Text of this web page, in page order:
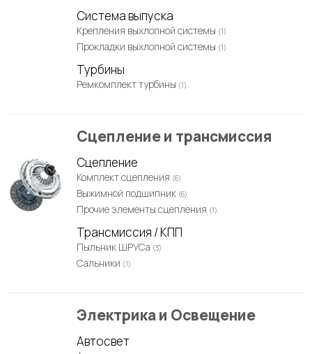
Система выпуска
Крепления выхлопной системы (1)
Прокладки выхлопной системы (1)
Турбины
Ремкомплект турбины (1)
Сцепление и трансмиссия
Сцепление
Комплект сцепления (6)
Выжимной подшипник (6)
Прочие элементы сцепления (1)
Трансмиссия / КПП
Пыльник ШРУСа (3)
Сальники (1)
Электрика и Освещение
Автосвет